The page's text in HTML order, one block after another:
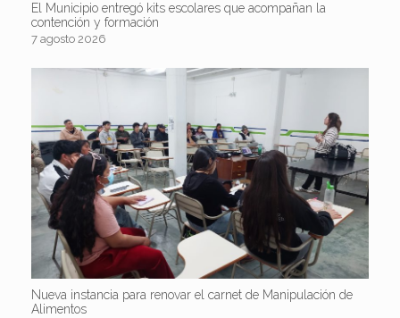
El Municipio entregó kits escolares que acompañan la
contención y formación
7 agosto 2026
Nueva instancia para renovar el carnet de Manipulación de
Alimentos